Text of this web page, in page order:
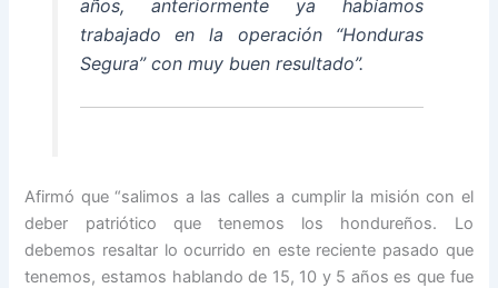
años, anteriormente ya habíamos
trabajado en la operación “Honduras
Segura” con muy buen resultado”.
Afirmó que “salimos a las calles a cumplir la misión con el
deber patriótico que tenemos los hondureños. Lo
debemos resaltar lo ocurrido en este reciente pasado que
tenemos, estamos hablando de 15, 10 y 5 años es que fue